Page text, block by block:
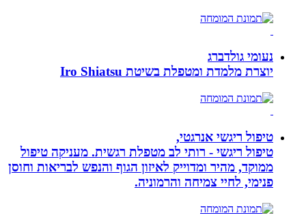
נעומי גולדברג
יוצרת מלמדת ומטפלת בשיטת Iro Shiatsu
טיפול ריגשי אנרגטי,
טיפול ריגשי - רותי לב מטפלת רגשית. מעניקה טיפול
ממוקד, מהיר ומדוייק לאיזון הגוף והנפש לבריאות וחוסן
פנימי, לחיי צמיחה והרמוניה.